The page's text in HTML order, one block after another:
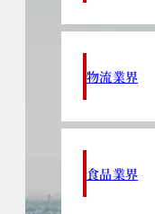
物流業界
食品業界